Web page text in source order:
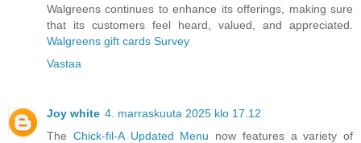
Walgreens continues to enhance its offerings, making sure
that its customers feel heard, valued, and appreciated.
Walgreens gift cards Survey
Vastaa
Joy white 4. marraskuuta 2025 klo 17.12
The Chick-fil-A Updated Menu now features a variety of